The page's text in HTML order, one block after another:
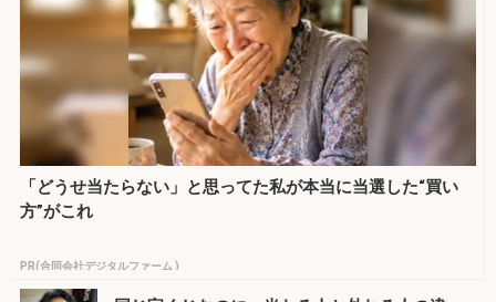
「どうせ当たらない」と思ってた私が本当に当選した“買い
方”がこれ
PR(合同会社デジタルファーム )